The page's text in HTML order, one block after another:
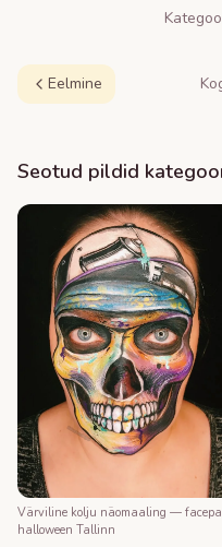
Eelmine
Seotud pildid
Värviline kolju näomaaling —
halloween Tallinn